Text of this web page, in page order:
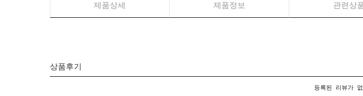
제품상세 제품정보 관련상
상품후기
등록된 리뷰가